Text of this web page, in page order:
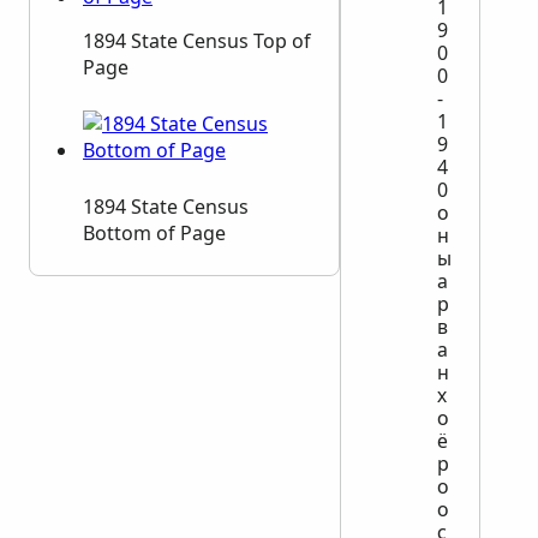
1894 State Census Top of
Page
1894 State Census
Bottom of Page
1
9
0
0
-
1
9
4
0
о
н
ы
а
р
в
а
н
х
о
ё
р
о
о
с